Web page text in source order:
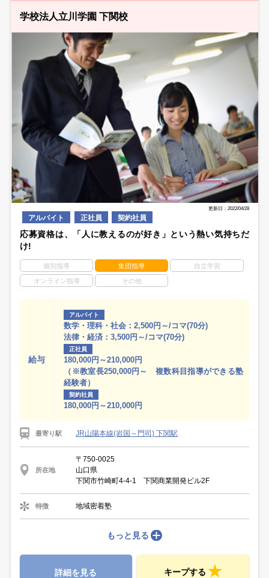
学校法人立川学園 下関校
更新日：2022/04/28
アルバイト 正社員 契約社員
応募資格は、「人に教えるのが好き」という熱い気持ちだ
け!
個別指導 集団指導 自立学習
オンライン指導 その他
給与
アルバイト
数学・理科・社会：2,500円～/コマ(70分)
法律・経済：3,500円～/コマ(70分)
正社員
180,000円～210,000円
（※教室長250,000円～ 複数科目指導ができる塾
経験者）
契約社員
180,000円～210,000円
最寄り駅 JR山陽本線(岩国～門司) 下関駅
所在地
〒750-0025
山口県
下関市竹崎町4-4-1 下関商業開発ビル2F
特徴 地域密着塾
もっと見る
詳細を見る キープする